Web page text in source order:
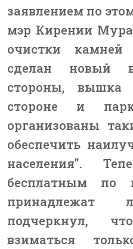
заявлением по
мэр Кирении
очистки
сделан новый
стороны, вышка
стороне и
организованы
обеспечить
населения".
бесплатным по
принадлежат
подчеркнул,
взиматься